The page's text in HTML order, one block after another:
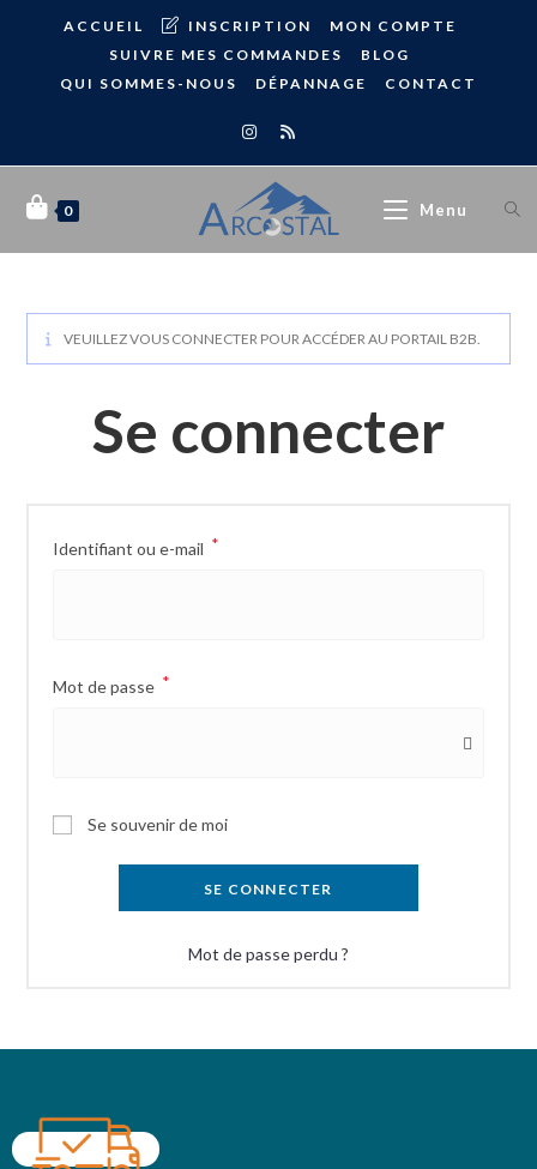
ACCUEIL INSCRIPTION
MON COMPTE
SUIVRE MES COMMANDES
BLOG
QUI SOMMES-NOUS
DÉPANNAGE CONTACT
0 Menu
VEUILLEZ VOUS CONNECTER POUR ACCÉDER AU PORTAIL B2B.
Se connecter
Identifiant ou e-mail *
Mot de passe *
Se souvenir de moi
SE CONNECTER
Mot de passe perdu ?